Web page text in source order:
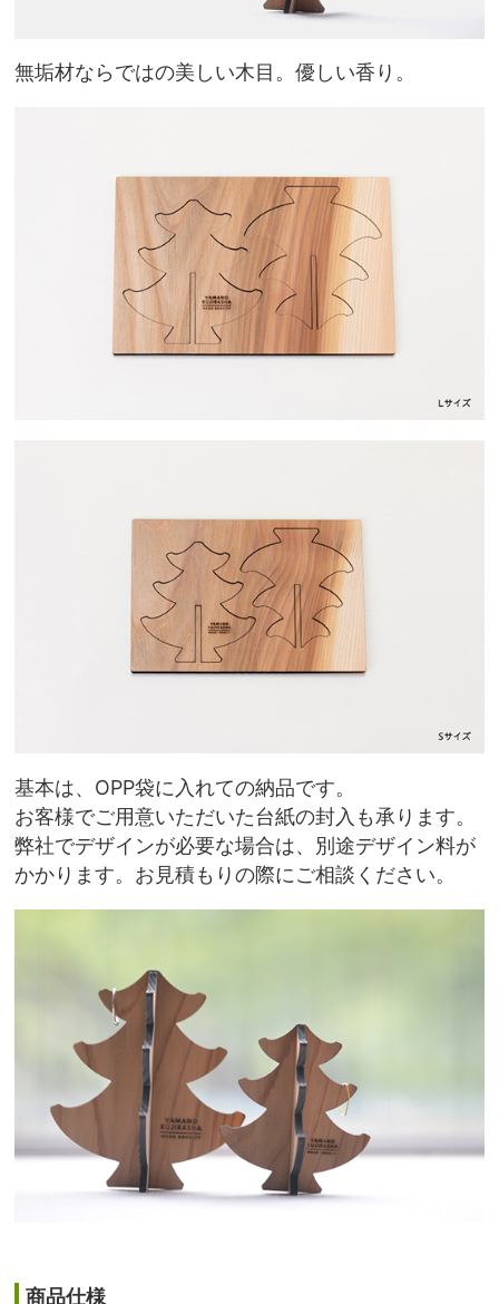
無垢材ならではの美しい木目。優しい香り。
基本は、OPP袋に入れての納品です。
お客様でご用意いただいた台紙の封入も承ります。
弊社でデザインが必要な場合は、別途デザイン料が
かかります。お見積もりの際にご相談ください。
商品仕様